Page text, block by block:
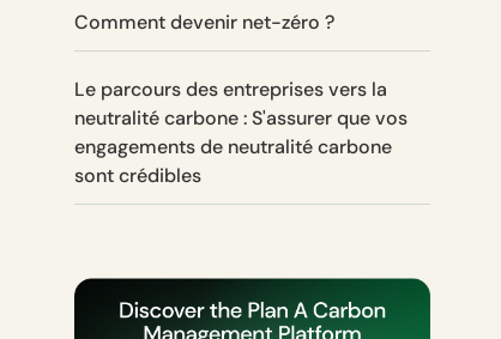
Comment devenir net-zéro ?
Le parcours des entreprises vers la
neutralité carbone : S'assurer que vos
engagements de neutralité carbone
sont crédibles